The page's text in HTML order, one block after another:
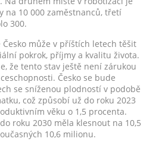
na 10 000 zaměstnanců, třetí
300.
Česko může v příštích letech těšit
pokrok, příjmy a kvalitu života.
že tento stav ještě není zárukou
Česko se bude
se sníženou plodností v podobě
což způsobí už do roku 2023
věku o 1,5 procenta.
roku 2030 měla klesnout na 10,5
10,6 milionu.